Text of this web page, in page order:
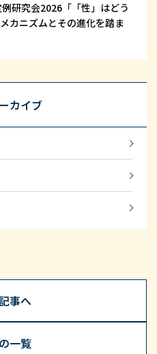
研究会2026「「性」はどう
カニズムとその進化を踏ま
カイブ
事へ
一覧